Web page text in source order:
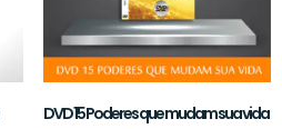
DVD 15 Poderes que mudam sua vida